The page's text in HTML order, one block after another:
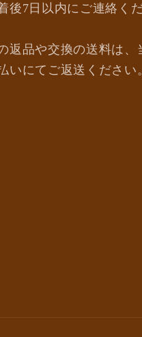
後7日以内にご連絡くだ
返品や交換の送料は、
いにてご返送ください